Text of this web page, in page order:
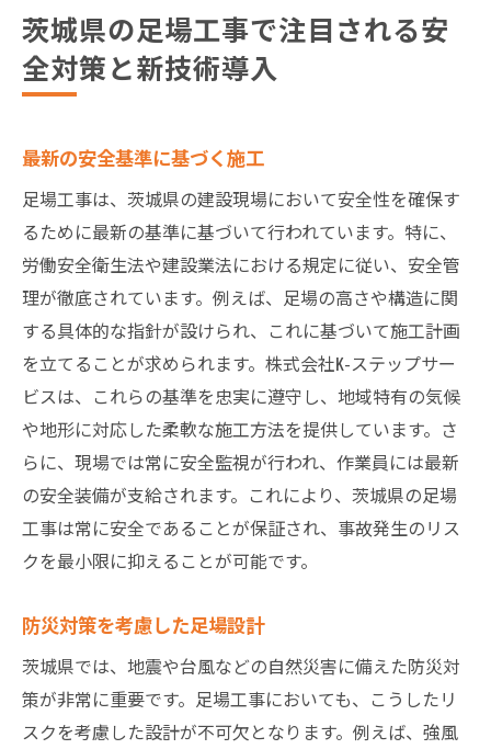
茨城県の足場工事で注目される安
全対策と新技術導入
最新の安全基準に基づく施工
足場工事は、茨城県の建設現場において安全性を確保す
るために最新の基準に基づいて行われています。特に、
労働安全衛生法や建設業法における規定に従い、安全管
理が徹底されています。例えば、足場の高さや構造に関
する具体的な指針が設けられ、これに基づいて施工計画
を立てることが求められます。株式会社K-ステップサー
ビスは、これらの基準を忠実に遵守し、地域特有の気候
や地形に対応した柔軟な施工方法を提供しています。さ
らに、現場では常に安全監視が行われ、作業員には最新
の安全装備が支給されます。これにより、茨城県の足場
工事は常に安全であることが保証され、事故発生のリス
クを最小限に抑えることが可能です。
防災対策を考慮した足場設計
茨城県では、地震や台風などの自然災害に備えた防災対
策が非常に重要です。足場工事においても、こうしたリ
スクを考慮した設計が不可欠となります。例えば、強風